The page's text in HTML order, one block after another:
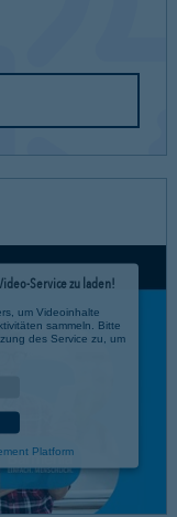
Service zu laden!
um Videoinhalte
sammeln. Bitte
des Service zu, um
Platform